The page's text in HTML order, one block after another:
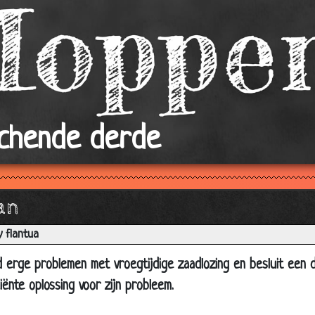
derde
flantua
erge problemen met vroegtijdige zaadlozing en besluit een
oplossing voor zijn probleem.
Snelle henkie
In Italië
KUTWEER
Andersom
Goede mop
Meisje
Tarzan!!!
Opa betaalt wel
Man=videorecorder
Rotterdam.
Vibrator